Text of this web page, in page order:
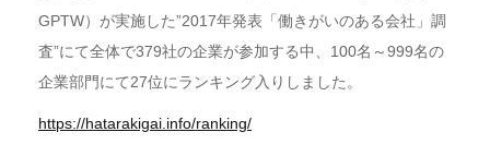
GPTW）が実施した”2017年発表「働きがいのある会社」調
査”にて全体で379社の企業が参加する中、100名～999名の
企業部門にて27位にランキング入りしました。
https://hatarakigai.info/ranking/